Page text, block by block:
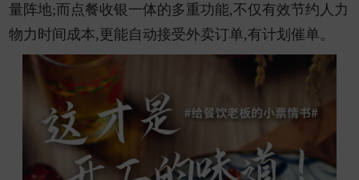
量阵地;而点餐收银一体的多重功能,不仅有效节约人力
物力时间成本,更能自动接受外卖订单,有计划催单。